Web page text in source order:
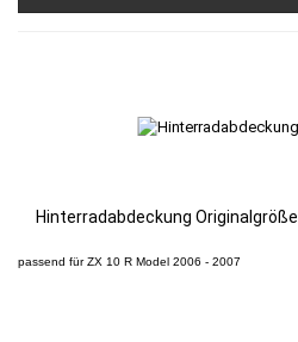
Hinterradabdeckung Originalgröße
passend fürZX 10 R Model 2006 - 2007